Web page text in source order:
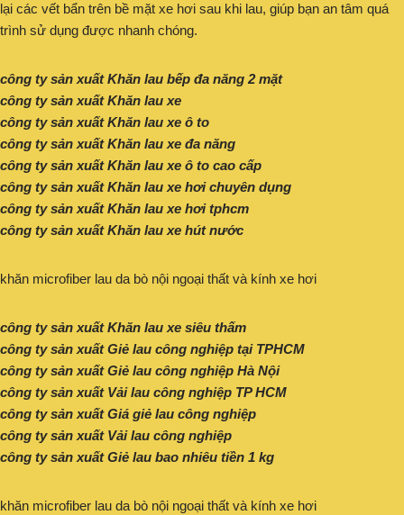
lại các vết bẩn trên bề mặt xe hơi sau khi lau, giúp bạn an tâm quá
trình sử dụng được nhanh chóng.
công ty sản xuất Khăn lau bếp đa năng 2 mặt
công ty sản xuất Khăn lau xe
công ty sản xuất Khăn lau xe ô to
công ty sản xuất Khăn lau xe đa năng
công ty sản xuất Khăn lau xe ô to cao cấp
công ty sản xuất Khăn lau xe hơi chuyên dụng
công ty sản xuất Khăn lau xe hơi tphcm
công ty sản xuất Khăn lau xe hút nước
khăn microfiber lau da bò nội ngoại thất và kính xe hơi
công ty sản xuất Khăn lau xe siêu thấm
công ty sản xuất Giẻ lau công nghiệp tại TPHCM
công ty sản xuất Giẻ lau công nghiệp Hà Nội
công ty sản xuất Vải lau công nghiệp TP HCM
công ty sản xuất Giá giẻ lau công nghiệp
công ty sản xuất Vải lau công nghiệp
công ty sản xuất Giẻ lau bao nhiêu tiền 1 kg
khăn microfiber lau da bò nội ngoại thất và kính xe hơi